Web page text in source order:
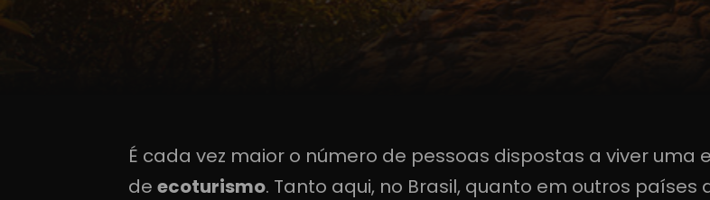
É cada vez maior o número de pessoas dispostas a viver uma
de ecoturismo. Tanto aqui, no Brasil, quanto em outros